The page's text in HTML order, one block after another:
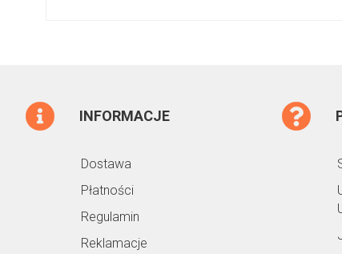
INFORMACJE
Dostawa
Płatności
Regulamin
Reklamacje